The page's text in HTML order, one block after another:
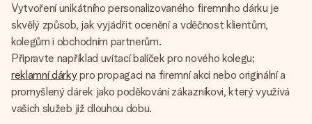
Vytvoření unikátního personalizovaného firemního dárku je
skvělý způsob, jak vyjádřit ocenění a vděčnost klientům,
kolegům i obchodním partnerům.
Připravte například uvítací balíček pro nového kolegu;
reklamní dárkypro propagaci na firemní akci nebo originální a
promyšlený dárek jako poděkování zákazníkovi, který využívá
vašich služeb již dlouhou dobu.